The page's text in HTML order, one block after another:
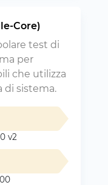
Core)
test di
per
che utilizza
di sistema.
v2